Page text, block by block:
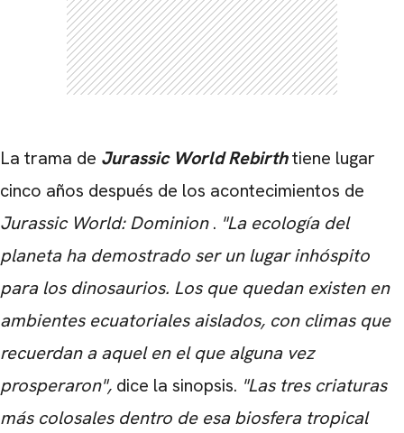
La trama de Jurassic World Rebirthtiene lugar
cinco años después de los acontecimientos de
Jurassic World: Dominion. "La ecología del
planeta ha demostrado ser un lugar inhóspito
para los dinosaurios. Los que quedan existen en
ambientes ecuatoriales aislados, con climas que
recuerdan a aquel en el que alguna vez
prosperaron", dice la sinopsis. "Las tres criaturas
más colosales dentro de esa biosfera tropical
CARREGANDO PUBLICIDADE